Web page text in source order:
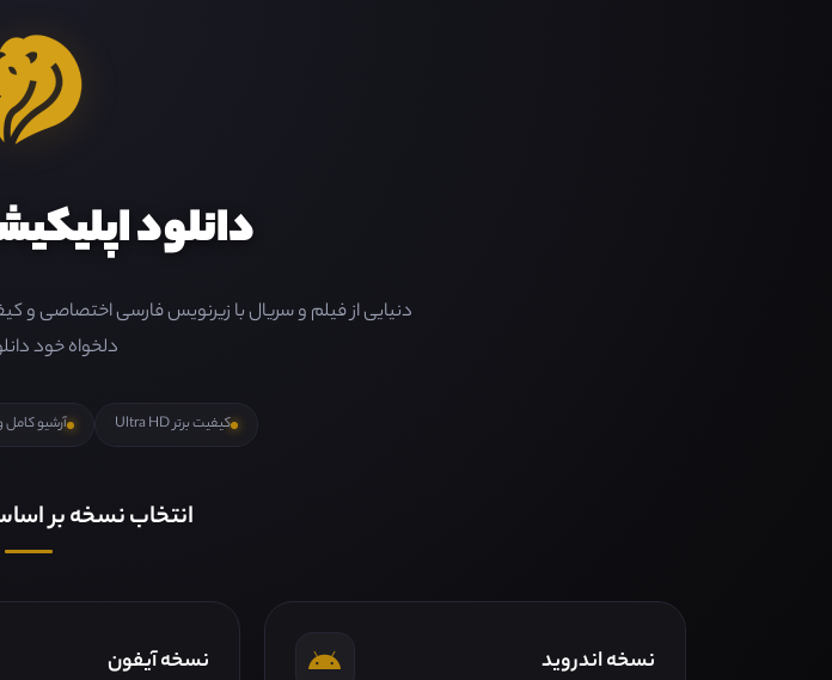
دانلود
دنیایی از فیلم و سریال با زیرنویس فارسی اختصاصی و
دلخواه خود
کیفیت برتر Ultra HD آرشیو کامل
انتخاب نسخه بر
نسخه اندروید نسخه آیفون